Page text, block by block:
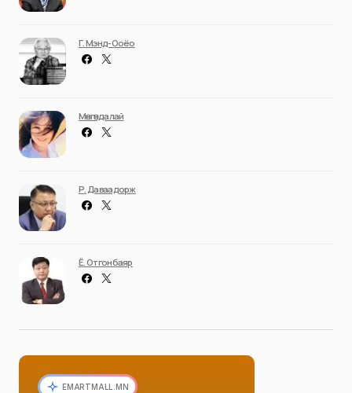
Г. Мэнд-Ооёо
Мөнгөндалай
Р. Даваадорж
Ё. Отгонбаяр
EMARTMALL.MN